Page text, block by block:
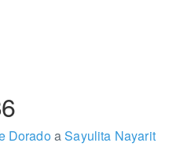
DoradoaSayulita Nayarit